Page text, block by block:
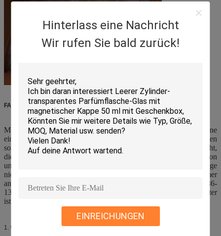
Hinterlass eine Nachricht
Wir rufen Sie bald zurück!
EINREICHUNGEN
FAQ:
MEYI VERPACKEN versteht, dass manchmal Sie gerade eine
einfache Frage haben, die durch die Website beantwortet werden
sollte, aber nicht sind. Dieses verwirklichend, haben wir versucht,
die meisten häufigsten Fragen zusammenzufügen, die wir von
unseren Kunden auf der ganzen Erde erhalten. Wenn Ihre Frage
nicht hier beantwortet wird, können Sie uns gebührenfrei immer
anrufen bei 0086-510-86562585, oder, WhatsApp 0086-
13861642099 und einen zu verwenden unserer Vertriebsmitarbeiter
ist glücklich, Ihnen zu helfen.
1. Gibt es eine minimale Auftragsanforderung?